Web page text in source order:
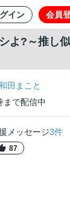
イン 会員
よ?～推し
田まこと
まで配信中
メッセージ3件
87